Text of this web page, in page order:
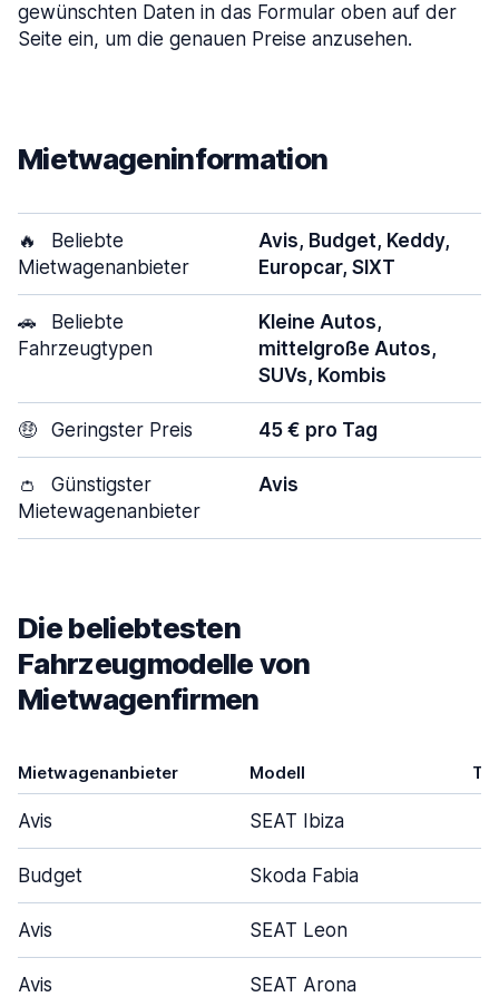
gewünschten Daten in das Formular oben auf der
Seite ein, um die genauen Preise anzusehen.
Mietwageninformation
🔥
Beliebte
Mietwagenanbieter
Avis, Budget, Keddy,
Europcar, SIXT
🚗
Beliebte
Fahrzeugtypen
Kleine Autos,
mittelgroße Autos,
SUVs, Kombis
🤑 Geringster Preis 45 € pro Tag
👛
Günstigster
Mietewagenanbieter
Avis
Die beliebtesten
Fahrzeugmodelle von
Mietwagenfirmen
Mietwagenanbieter Modell
Avis SEAT Ibiza
Budget Skoda Fabia
Avis SEAT Leon
Avis SEAT Arona